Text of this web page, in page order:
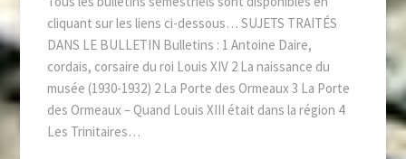
cliquant sur les liens ci-dessous… SUJETS TRAITÉS
DANS LE BULLETIN Bulletins : 1 Antoine Daire,
cordais, corsaire du roi Louis XIV 2 La naissance du
musée (1930-1932) 2 La Porte des Ormeaux 3 La Porte
des Ormeaux – Quand Louis XIII était dans la région 4
Les Trinitaires…